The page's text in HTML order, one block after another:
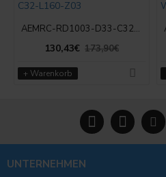
AEMRC-RD1003-D33-C32-L160-Z03
130,43€ 173,90€
+ Warenkorb
UNTERNEHMEN